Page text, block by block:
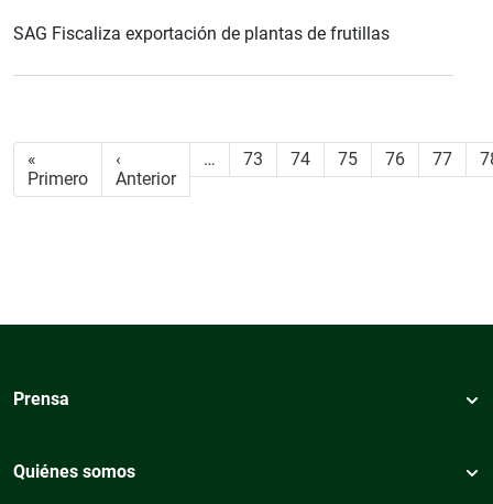
SAG Fiscaliza exportación de plantas de frutillas
Paginación
«
PrimeroPrimera página
‹
AnteriorPágina anterior
… 73 74 75 76 77
Prensa
Quiénes somos